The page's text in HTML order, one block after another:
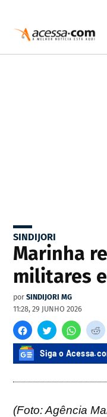
SINDIJORI
Marinha
militares
por SINDIJORI MG
11:28, 29 JUNHO 2026
Siga o
(Foto: Agência